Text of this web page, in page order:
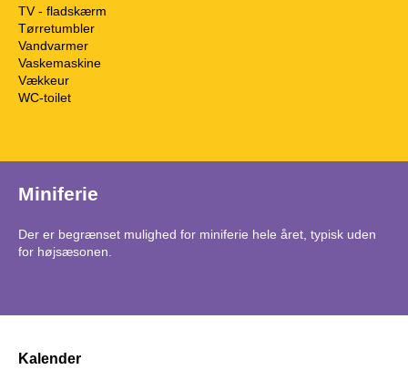
TV - fladskærm
Tørretumbler
Vandvarmer
Vaskemaskine
Vækkeur
WC-toilet
Miniferie
Der er begrænset mulighed for miniferie hele året, typisk uden
for højsæsonen.
Kalender